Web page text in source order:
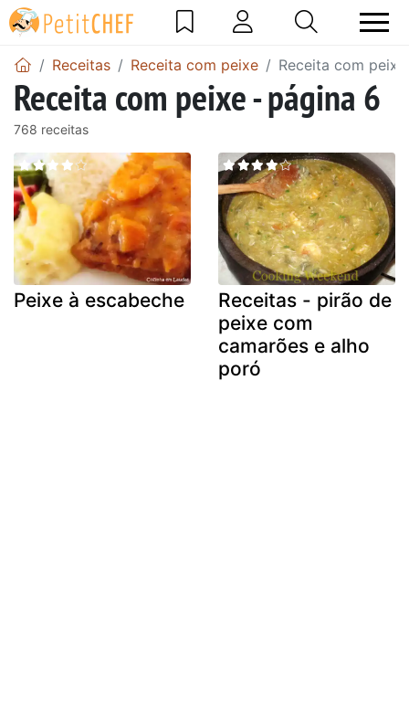
Receitas Receita com peixe Receita com
Receita com peixe - página 6
768 receitas
Peixe à escabeche
Receitas - pirão de
peixe com
camarões e alho
poró